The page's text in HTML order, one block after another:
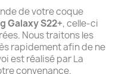
de votre coque
Galaxy S22+, celle-ci
Nous traitons les
rapidement afin de ne
est réalisé par La
convenance.